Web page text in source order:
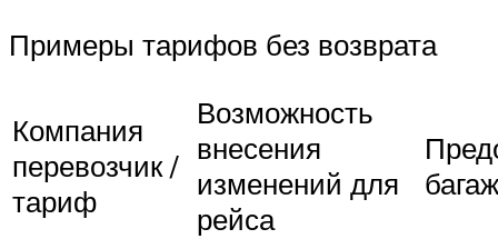
Примеры тарифов без возврата
Компания
перевозчик /
тариф
Возможность
внесения
изменений для
рейса